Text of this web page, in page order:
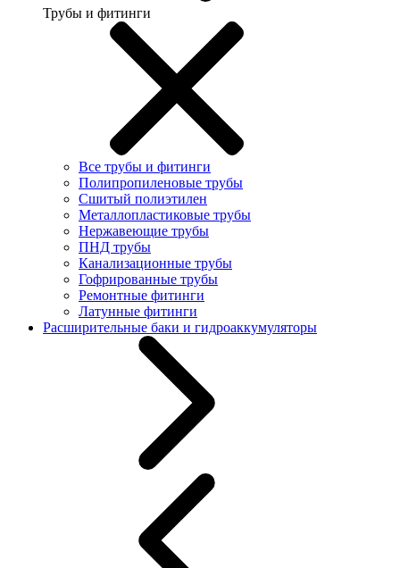
Трубы и фитинги
Все трубы и фитинги
Полипропиленовые трубы
Сшитый полиэтилен
Металлопластиковые трубы
Нержавеющие трубы
ПНД трубы
Канализационные трубы
Гофрированные трубы
Ремонтные фитинги
Латунные фитинги
Расширительные баки и гидроаккумуляторы